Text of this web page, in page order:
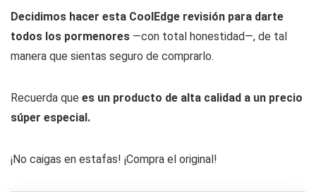
Decidimos hacer esta CoolEdge revisión para darte
todos los pormenores —con total honestidad—, de tal
manera que sientas seguro de comprarlo.
Recuerda que es un producto de alta calidad a un precio
súper especial.
¡No caigas en estafas! ¡Compra el original!